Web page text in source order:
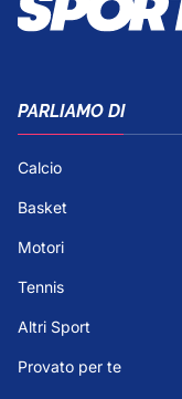
PARLIAMO DI
Calcio
Basket
Motori
Tennis
Altri Sport
Provato per te